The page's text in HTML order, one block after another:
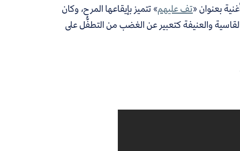
بعنوان «تف عليهم» تتميز بإيقاعها المرح، وكان
والعنيفة كتعبير عن الغضب من التطفُّل على